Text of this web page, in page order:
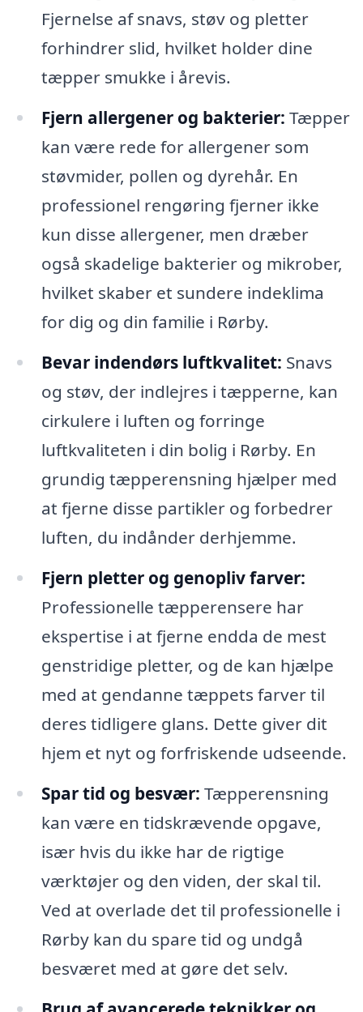
Fjernelse af snavs, støv og pletter
forhindrer slid, hvilket holder dine
tæpper smukke i årevis.
Fjern allergener og bakterier: Tæpper
kan være rede for allergener som
støvmider, pollen og dyrehår. En
professionel rengøring fjerner ikke
kun disse allergener, men dræber
også skadelige bakterier og mikrober,
hvilket skaber et sundere indeklima
for dig og din familie i Rørby.
Bevar indendørs luftkvalitet: Snavs
og støv, der indlejres i tæpperne, kan
cirkulere i luften og forringe
luftkvaliteten i din bolig i Rørby. En
grundig tæpperensning hjælper med
at fjerne disse partikler og forbedrer
luften, du indånder derhjemme.
Fjern pletter og genopliv farver:
Professionelle tæpperensere har
ekspertise i at fjerne endda de mest
genstridige pletter, og de kan hjælpe
med at gendanne tæppets farver til
deres tidligere glans. Dette giver dit
hjem et nyt og forfriskende udseende.
Spar tid og besvær: Tæpperensning
kan være en tidskrævende opgave,
især hvis du ikke har de rigtige
værktøjer og den viden, der skal til.
Ved at overlade det til professionelle i
Rørby kan du spare tid og undgå
besværet med at gøre det selv.